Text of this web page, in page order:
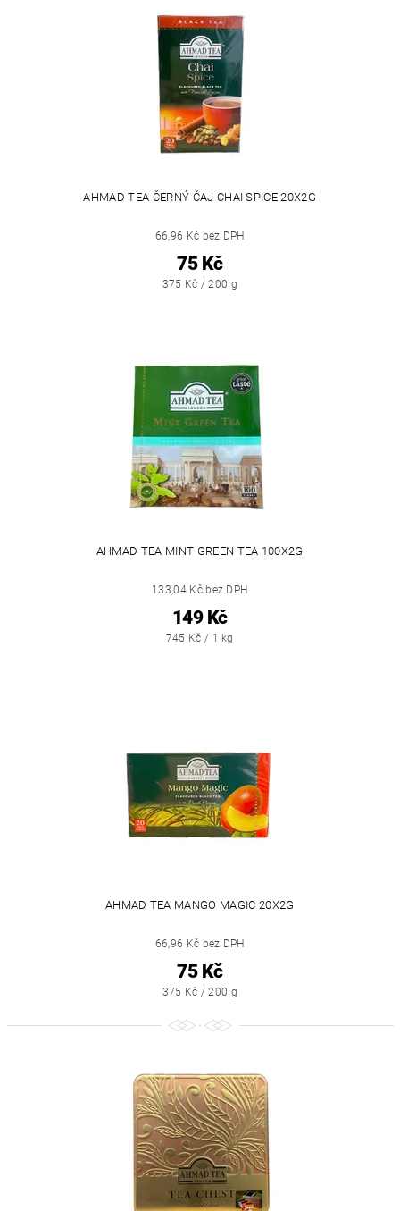
AHMAD TEA ČERNÝ ČAJ CHAI SPICE 20X2G
66,96 Kč bez DPH
75 Kč
375 Kč / 200 g
AHMAD TEA MINT GREEN TEA 100X2G
133,04 Kč bez DPH
149 Kč
745 Kč / 1 kg
AHMAD TEA MANGO MAGIC 20X2G
66,96 Kč bez DPH
75 Kč
375 Kč / 200 g